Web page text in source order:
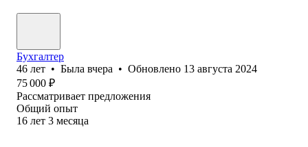
Бухгалтер
46 лет • Была вчера • Обновлено 13 августа 2024
75 000 ₽
Рассматривает предложения
Общий опыт
16 лет 3 месяца